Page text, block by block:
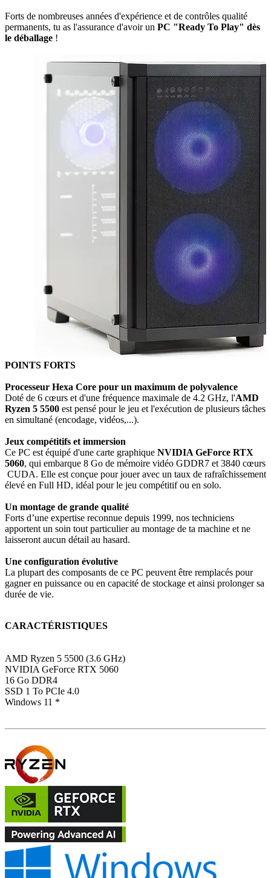
Forts de nombreuses années d'expérience et de contrôles qualité
permanents, tu as l'assurance d'avoir un PC "Ready To Play" dès
le déballage !
POINTS FORTS
Processeur Hexa Core pour un maximum de polyvalence
Doté de 6 cœurs et d'une fréquence maximale de 4.2 GHz, l'AMD
Ryzen 5 5500 est pensé pour le jeu et l'exécution de plusieurs tâches
en simultané (encodage, vidéos,...).
Jeux compétitifs et immersion
Ce PC est équipé d'une carte graphique NVIDIA GeForce RTX
5060, qui embarque 8 Go de mémoire vidéo GDDR7 et 3840 cœurs
CUDA. Elle est conçue pour jouer avec un taux de rafraîchissement
élevé en Full HD, idéal pour le jeu compétitif ou en solo.
Un montage de grande qualité
Forts d’une expertise reconnue depuis 1999, nos techniciens
apportent un soin tout particulier au montage de ta machine et ne
laisseront aucun détail au hasard.
Une configuration évolutive
La plupart des composants de ce PC peuvent être remplacés pour
gagner en puissance ou en capacité de stockage et ainsi prolonger sa
durée de vie.
CARACTÉRISTIQUES
AMD Ryzen 5 5500 (3.6 GHz)
NVIDIA GeForce RTX 5060
16 Go DDR4
SSD 1 To PCIe 4.0
Windows 11 *